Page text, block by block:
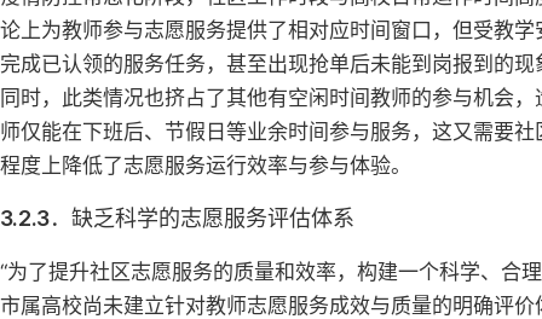
论上为教师参与志愿服务提供了相对应时间窗口，但受教
完成已认领的服务任务，甚至出现抢单后未能到岗报到的
同时，此类情况也挤占了其他有空闲时间教师的参与机会
师仅能在下班后、节假日等业余时间参与服务，这又需要
程度上降低了志愿服务运行效率与参与体验。
3.2.3．缺乏科学的志愿服务评估体系
“为了提升社区志愿服务的质量和效率，构建一个科学、合
市属高校尚未建立针对教师志愿服务成效与质量的明确评